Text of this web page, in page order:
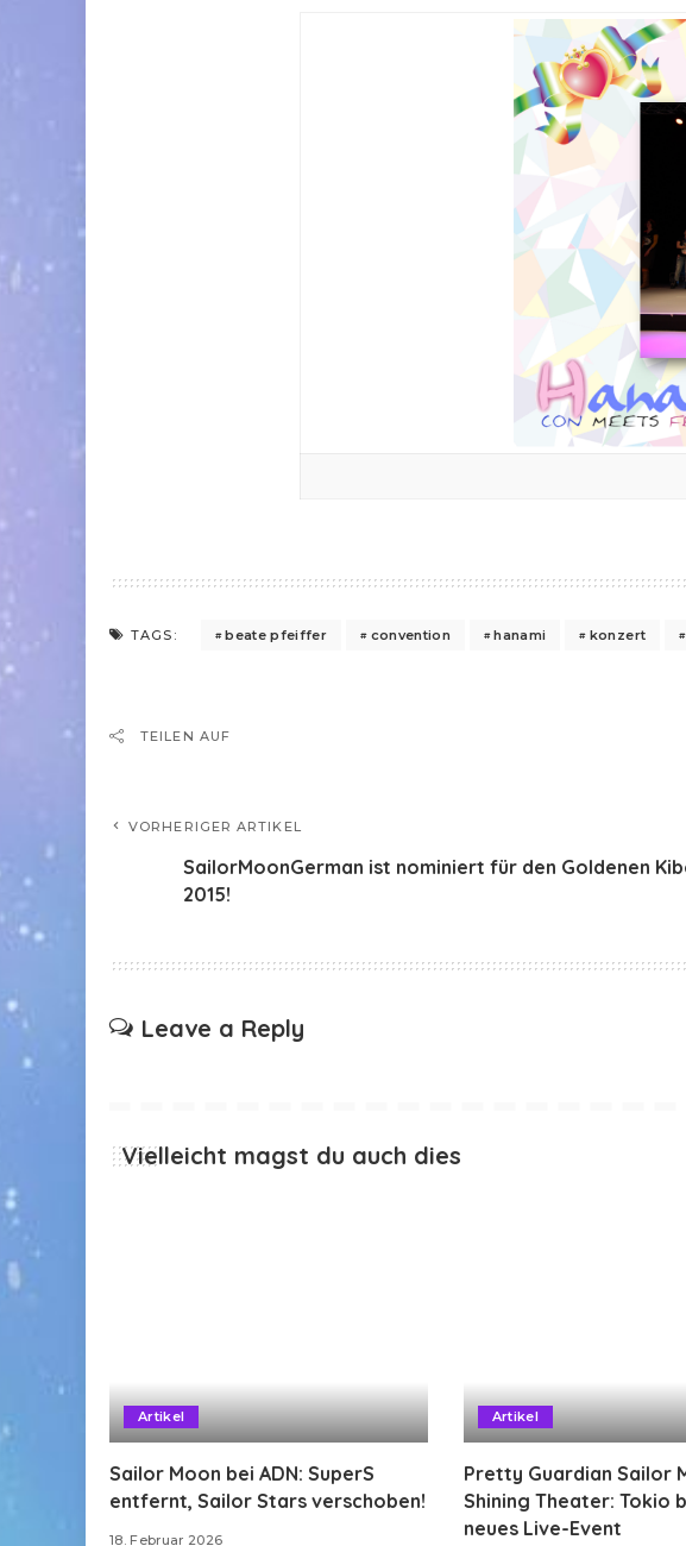
TAGS: beate pfeiffer convention hanami konzert
TEILEN AUF
VORHERIGER ARTIKEL
SailorMoonGerman ist nominiert für den Goldenen
2015!
Leave a Reply
Vielleicht magst du auch dies
Artikel
Sailor Moon bei ADN: SuperS
entfernt, Sailor Stars verschoben!
18. Februar 2026
Artikel
Pretty Guardian Sailor
Shining Theater: Tokio
neues Live-Event